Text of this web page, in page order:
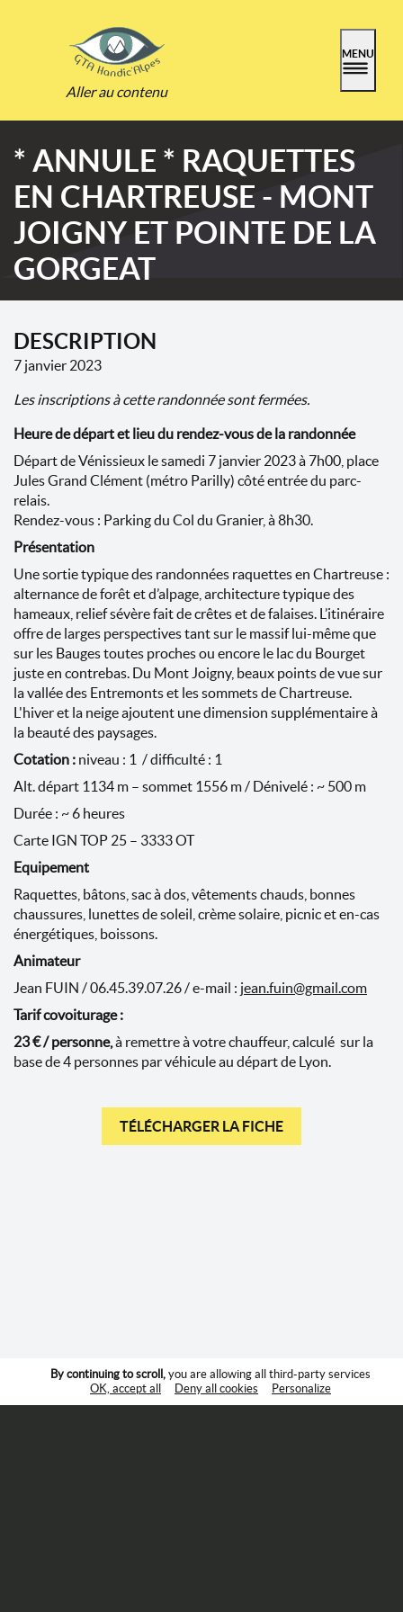
Aller au contenu
MENU
* ANNULE * RAQUETTES
EN CHARTREUSE - MONT
JOIGNY ET POINTE DE LA
GORGEAT
DESCRIPTION
7 janvier 2023
Les inscriptions à cette randonnée sont fermées.
Heure de départ et lieu du rendez-vous de la randonnée
Départ de Vénissieux le samedi 7 janvier 2023 à 7h00, place
Jules Grand Clément (métro Parilly) côté entrée du parc-
relais.
Rendez-vous : Parking du Col du Granier, à 8h30.
Présentation
Une sortie typique des randonnées raquettes en Chartreuse :
alternance de forêt et d’alpage, architecture typique des
hameaux, relief sévère fait de crêtes et de falaises. L’itinéraire
offre de larges perspectives tant sur le massif lui-même que
sur les Bauges toutes proches ou encore le lac du Bourget
juste en contrebas. Du Mont Joigny, beaux points de vue sur
la vallée des Entremonts et les sommets de Chartreuse.
L'hiver et la neige ajoutent une dimension supplémentaire à
la beauté des paysages.
Cotation : niveau : 1 / difficulté : 1
Alt. départ 1134 m – sommet 1556 m / Dénivelé : ~ 500 m
Durée : ~ 6 heures
Carte IGN TOP 25 – 3333 OT
Equipement
Raquettes, bâtons, sac à dos, vêtements chauds, bonnes
chaussures, lunettes de soleil, crème solaire, picnic et en-cas
énergétiques, boissons.
Animateur
Jean FUIN / 06.45.39.07.26 / e-mail : jean.fuin@gmail.com
Tarifcovoiturage :
23 € / personne,à remettre à votre chauffeur, calculé sur la
base de 4 personnes par véhicule au départ de Lyon.
TÉLÉCHARGER LA FICHE
By continuing to scroll, you are allowing all third-party services
OK, accept all
Deny all cookies Personalize